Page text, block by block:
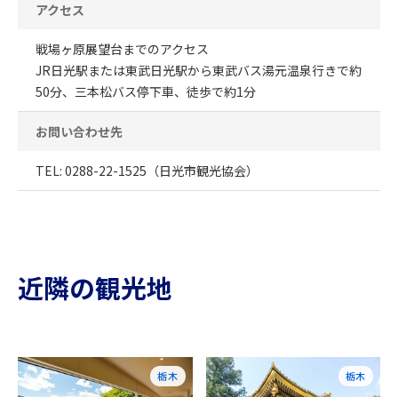
アクセス
戦場ヶ原展望台までのアクセス
JR日光駅または東武日光駅から東武バス湯元温泉行きで約
50分、三本松バス停下車、徒歩で約1分
お問い合わせ先
TEL: 0288-22-1525（日光市観光協会）
近隣の観光地
栃木 栃木